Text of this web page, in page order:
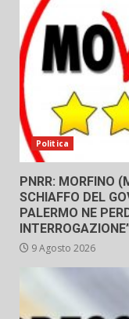
Politica
PNRR: MORFINO
SCHIAFFO DEL
PALERMO NE
9 Agosto 2026